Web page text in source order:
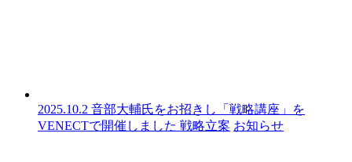
2025.10.2 音部大輔氏をお招きし「戦略講座」を
VENECTで開催しました 戦略立案 お知らせ